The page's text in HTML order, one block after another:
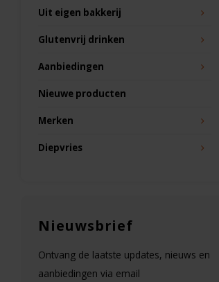
Uit eigen bakkerij
Glutenvrij drinken
Aanbiedingen
Nieuwe producten
Merken
Diepvries
Nieuwsbrief
Ontvang de laatste updates, nieuws en
aanbiedingen via email